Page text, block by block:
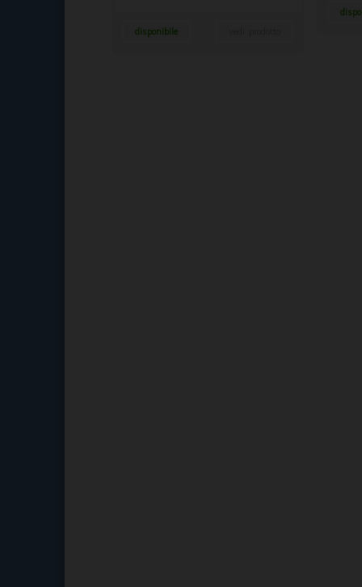
disponibile